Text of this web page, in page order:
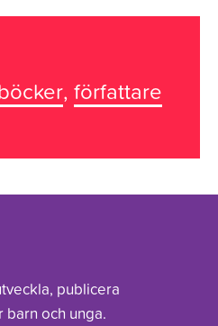
, författare
publicera
och unga.